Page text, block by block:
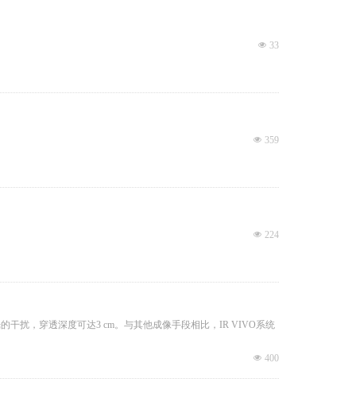
넶 33
넶 359
넶 224
干扰，穿透深度可达3 cm。与其他成像手段相比，IR VIVO系统
넶 400